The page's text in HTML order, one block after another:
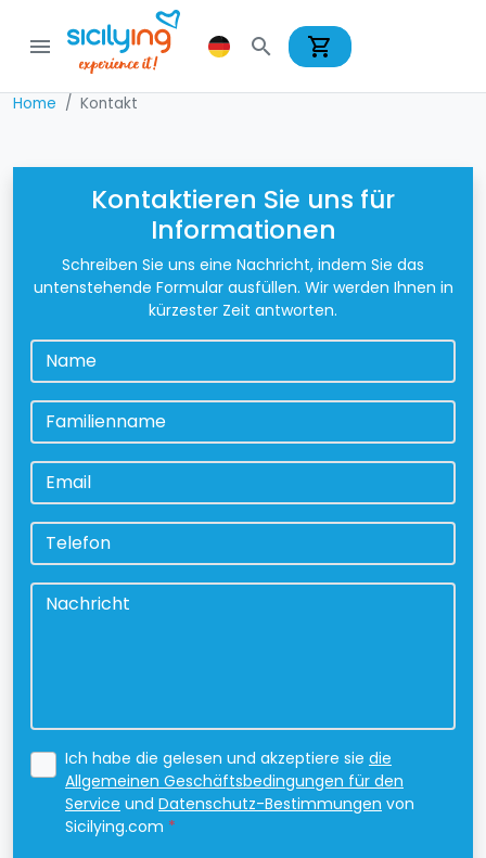
menu search shopping_cart
Home Kontakt
Kontaktieren Sie uns für
Informationen
Schreiben Sie uns eine Nachricht, indem Sie das
untenstehende Formular ausfüllen. Wir werden Ihnen in
kürzester Zeit antworten.
Name*
Familienname*
Email*
Telefon
Nachricht*
Ich habe die gelesen und akzeptiere sie die
Allgemeinen Geschäftsbedingungen für den
Service und Datenschutz-Bestimmungen von
Sicilying.com *